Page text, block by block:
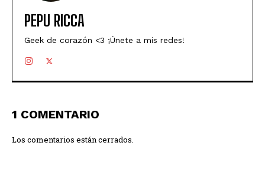
PEPU RICCA
Geek de corazón <3 ¡Únete a mis redes!
1 COMENTARIO
Los comentarios están cerrados.